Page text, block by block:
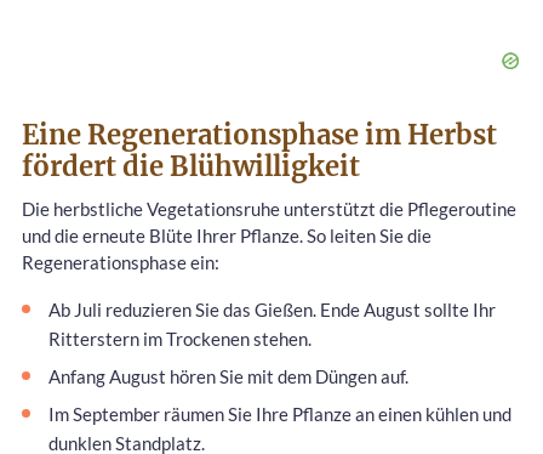
Eine Regenerationsphase im Herbst
fördert die Blühwilligkeit
Die herbstliche Vegetationsruhe unterstützt die Pflegeroutine
und die erneute Blüte Ihrer Pflanze. So leiten Sie die
Regenerationsphase ein:
Ab Juli reduzieren Sie das Gießen. Ende August sollte Ihr
Ritterstern im Trockenen stehen.
Anfang August hören Sie mit dem Düngen auf.
Im September räumen Sie Ihre Pflanze an einen kühlen und
dunklen Standplatz.